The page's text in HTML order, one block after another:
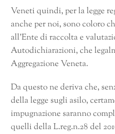
Veneti quindi, per la legge
anche per noi, sono coloro
all’Ente di raccolta e
Autodichiarazioni, che
Aggregazione Veneta.
Da questo ne deriva che,
della legge sugli asilo,
impugnazione saranno
quelli della L.reg.n.28 del